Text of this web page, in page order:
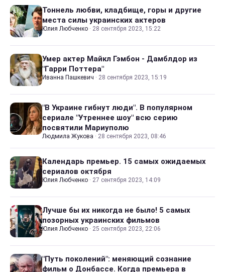
Тоннель любви, кладбище, горы и другие
места силы украинских актеров
Юлия Любченко · 28 сентября 2023, 15:22
Умер актер Майкл Гэмбон - Дамблдор из
"Гарри Поттера"
Иванна Пашкевич · 28 сентября 2023, 15:19
"В Украине гибнут люди". В популярном
сериале "Утреннее шоу" всю серию
посвятили Мариуполю
Людмила Жукова · 28 сентября 2023, 08:46
Календарь премьер. 15 самых ожидаемых
сериалов октября
Юлия Любченко · 27 сентября 2023, 14:09
Лучше бы их никогда не было! 5 самых
позорных украинских фильмов
Юлия Любченко · 25 сентября 2023, 22:06
"Путь поколений": меняющий сознание
фильм о Донбассе. Когда премьера в